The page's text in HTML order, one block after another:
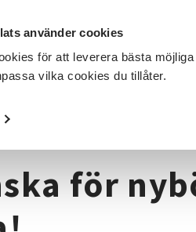
använder cookies
för att leverera bästa
vilka cookies du tillåter.
FÖR DIG SOM SÖK KURSER OCH
och evenemang
för